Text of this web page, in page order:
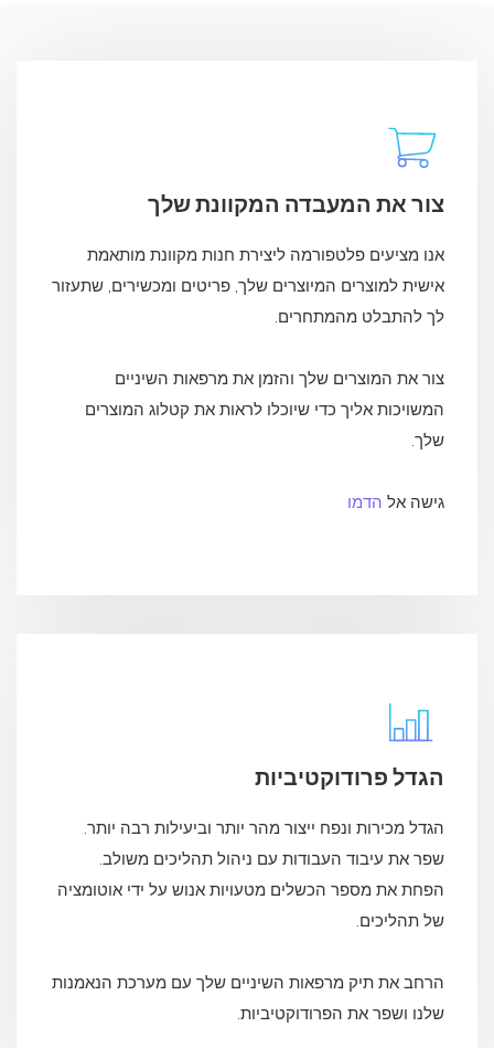
צור את המעבדה המקוונת שלך
אנו מציעים פלטפורמה ליצירת חנות מקוונת מותאמת
אישית למוצרים המיוצרים שלך, פריטים ומכשירים, שתעזור
לך להתבלט מהמתחרים.
צור את המוצרים שלך והזמן את מרפאות השיניים
המשויכות אליך כדי שיוכלו לראות את קטלוג המוצרים
שלך.
גישה אל הדמו
הגדל פרודוקטיביות
הגדל מכירות ונפח ייצור מהר יותר וביעילות רבה יותר.
שפר את עיבוד העבודות עם ניהול תהליכים משולב.
הפחת את מספר הכשלים מטעויות אנוש על ידי אוטומציה
של תהליכים.
הרחב את תיק מרפאות השיניים שלך עם מערכת הנאמנות
שלנו ושפר את הפרודוקטיביות.